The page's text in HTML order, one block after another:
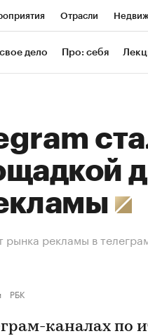
Отрасли
РБК Life
дело Про: себя
рынка рекламы в
РБК
каналах по